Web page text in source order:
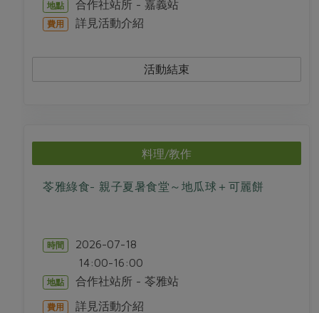
地點 合作社站所 - 嘉義站
費用 詳見活動介紹
活動結束
料理/教作
苓雅綠食- 親子夏暑食堂～地瓜球＋可麗餅
時間 2026-07-18
14:00-16:00
地點 合作社站所 - 苓雅站
費用 詳見活動介紹